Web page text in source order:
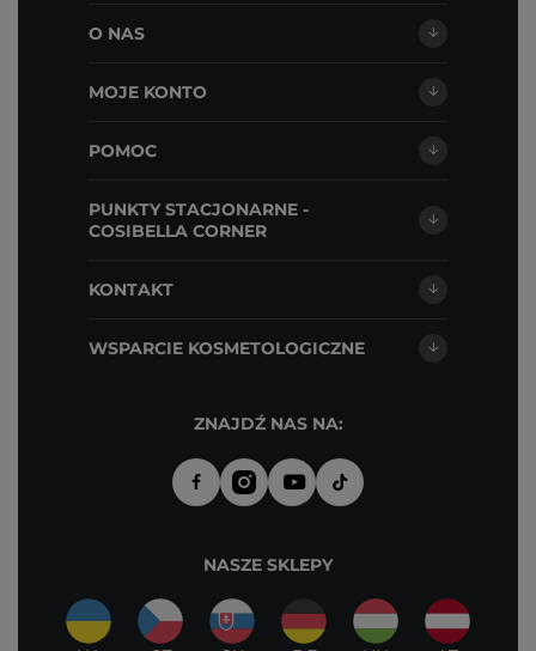
O NAS
MOJE KONTO
POMOC
PUNKTY STACJONARNE -
COSIBELLA CORNER
KONTAKT
WSPARCIE KOSMETOLOGICZNE
ZNAJDŹ NAS NA:
NASZE SKLEPY